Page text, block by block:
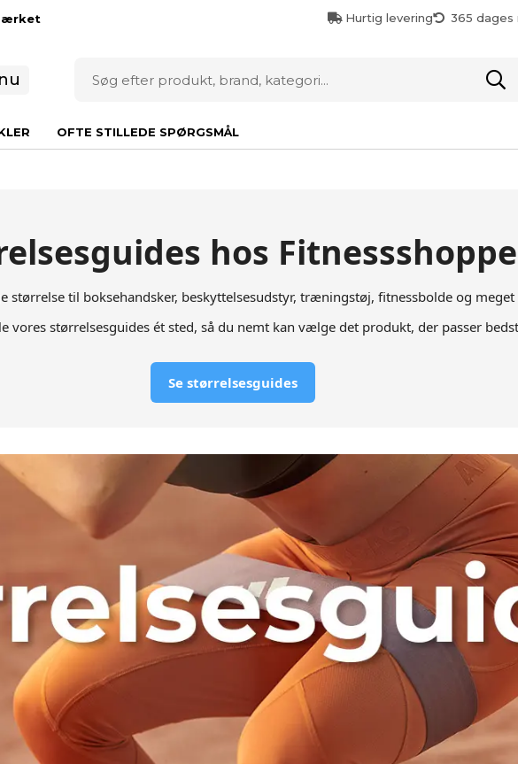
Hurtig levering 365
OFTE STILLEDE SPØRGSMÅL
hos
størrelse til boksehandsker, beskyttelsesudstyr, træningstøj, fitnessbolde og meget
vores størrelsesguides ét sted, så du nemt kan vælge det produkt, der passer
Se størrelsesguides